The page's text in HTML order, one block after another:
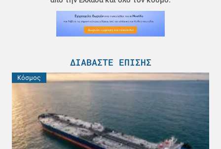
ΔΙΑΒΆΣΤΕ ΕΠΊΣΗΣ
Κόσμος